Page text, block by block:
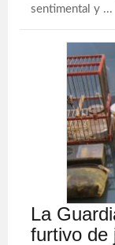
sentimental y ...
La
furtivo de